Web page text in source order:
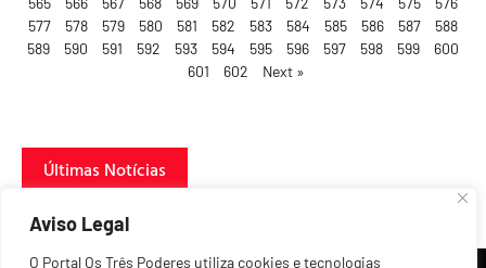
Aviso Legal
O Portal Os Três Poderes utiliza cookies e tecnologias
577
578 579 580 581 582 583 584 585 586 587
588
589
590 591 592 593 594 595 596 597 598 599
600
601
602 Next »
Últimas Notícias